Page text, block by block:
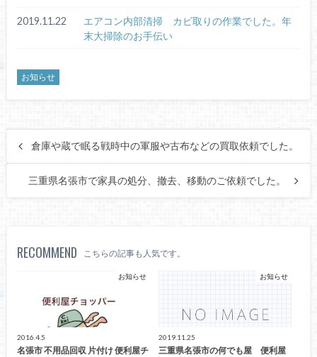
2019.11.22
エアコン内部清掃 カビ取りの作業でした。年
末大掃除のお手伝い
お知らせ
倉庫や蔵で眠る戦時中の軍服や古布などの買取依頼でした。
三重県名張市で家具の処分、撤去、移動のご依頼でした。
RECOMMEND こちらの記事も人気です。
お知らせ
2016.4.5
名張市 不用品回収 片付け 便利屋チ
お知らせ
2019.11.25
三重県名張市の何でも屋 便利屋